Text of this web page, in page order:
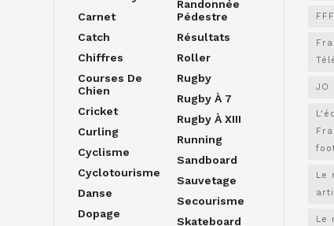
Carnet
Catch
Chiffres
Courses De
Chien
Cricket
Curling
Cyclisme
Cyclotourisme
Danse
Dopage
Randonnée
Pédestre
Résultats
Roller
Rugby
Rugby À 7
Rugby À XIII
Running
Sandboard
Sauvetage
Secourisme
Skateboard
FFF
JO
Le
Le